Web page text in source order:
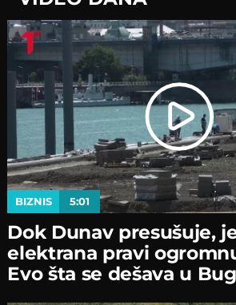
BIZNIS 5:01
Dok Dunav presušuje,
elektrana pravi
Evo šta se dešava u